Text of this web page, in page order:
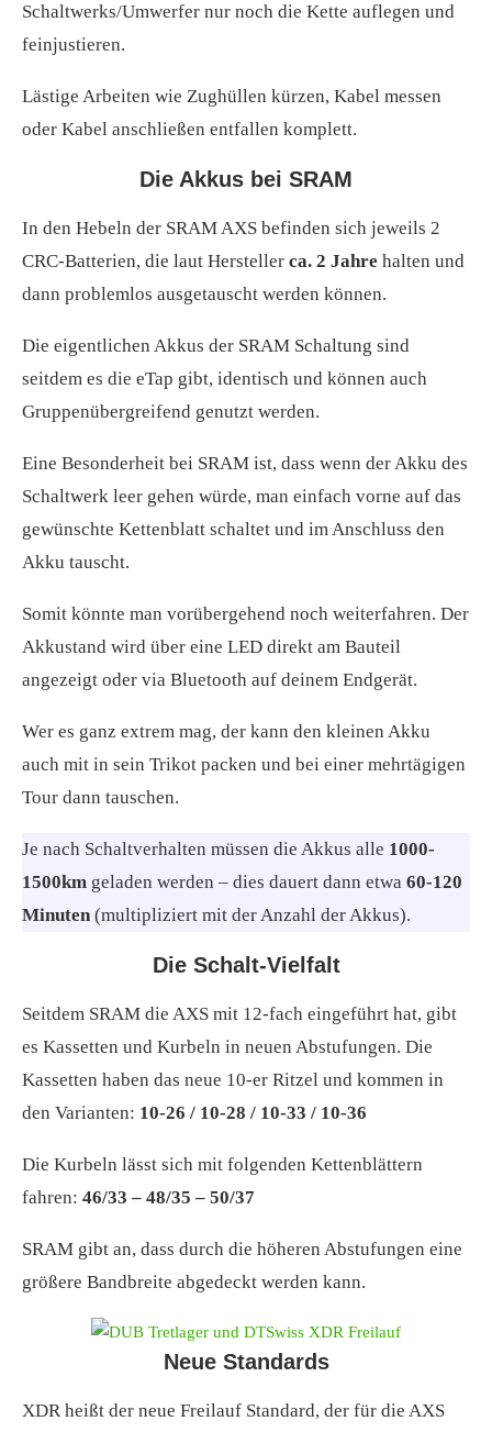
Schaltwerks/Umwerfer nur noch die Kette auflegen und
feinjustieren.
Lästige Arbeiten wie Zughüllen kürzen, Kabel messen
oder Kabel anschließen entfallen komplett.
Die Akkus bei SRAM
In den Hebeln der SRAM AXS befinden sich jeweils 2
CRC-Batterien, die laut Hersteller ca. 2 Jahre halten und
dann problemlos ausgetauscht werden können.
Die eigentlichen Akkus der SRAM Schaltung sind
seitdem es die eTap gibt, identisch und können auch
Gruppenübergreifend genutzt werden.
Eine Besonderheit bei SRAM ist, dass wenn der Akku des
Schaltwerk leer gehen würde, man einfach vorne auf das
gewünschte Kettenblatt schaltet und im Anschluss den
Akku tauscht.
Somit könnte man vorübergehend noch weiterfahren. Der
Akkustand wird über eine LED direkt am Bauteil
angezeigt oder via Bluetooth auf deinem Endgerät.
Wer es ganz extrem mag, der kann den kleinen Akku
auch mit in sein Trikot packen und bei einer mehrtägigen
Tour dann tauschen.
Je nach Schaltverhalten müssen die Akkus alle 1000-
1500km geladen werden – dies dauert dann etwa 60-120
Minuten(multipliziert mit der Anzahl der Akkus).
Die Schalt-Vielfalt
Seitdem SRAM die AXS mit 12-fach eingeführt hat, gibt
es Kassetten und Kurbeln in neuen Abstufungen. Die
Kassetten haben das neue 10-er Ritzel und kommen in
den Varianten: 10-26 / 10-28 / 10-33 / 10-36
Die Kurbeln lässt sich mit folgenden Kettenblättern
fahren: 46/33 – 48/35 – 50/37
SRAM gibt an, dass durch die höheren Abstufungen eine
größere Bandbreite abgedeckt werden kann.
Neue Standards
XDR heißt der neue Freilauf Standard, der für die AXS